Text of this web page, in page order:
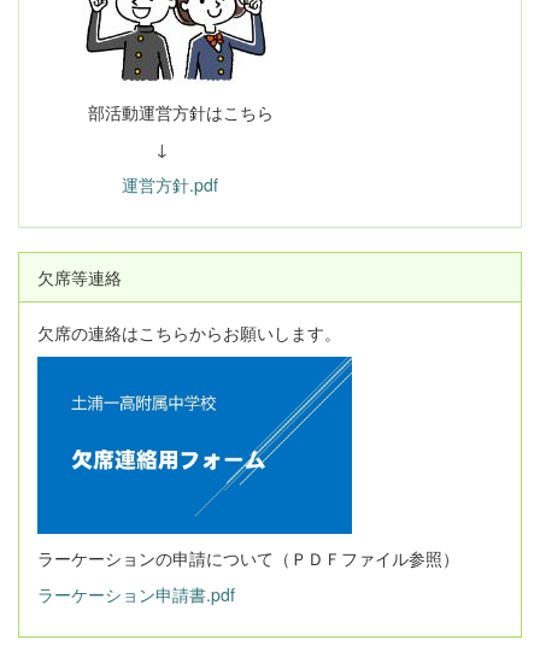
部活動運営方針はこちら
↓
運営方針.pdf
欠席等連絡
欠席の連絡はこちらからお願いします。
ラーケーションの申請について（ＰＤＦファイル参照）
ラーケーション申請書.pdf